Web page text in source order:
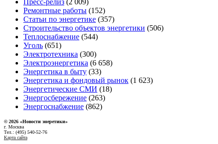
Ремонтные работы (152)
Статьи по энергетике (357)
Строительство объектов энергетики (506)
Теплоснабжение (544)
Уголь (651)
Электротехника (300)
Электроэнергетика (6 658)
Энергетика в быту (33)
Энергетика и фондовый рынок (1 623)
Энергетические СМИ (18)
Энергосбережение (263)
Энергоснабжение (862)
© 2026 «Новости энеретики»
г. Москва
Тел.: (495) 540-52-76
Карта сайта